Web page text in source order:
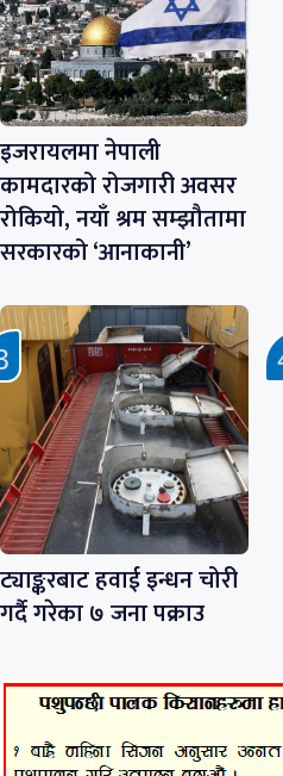
इजरायलमा नेपाली
कामदारको रोजगारी अवसर
रोकियो, नयाँ श्रम सम्झौतामा
सरकारको ‘आनाकानी’
ट्याङ्करबाट हवाई इन्धन चोरी
गर्दै गरेका ७ जना पक्राउ